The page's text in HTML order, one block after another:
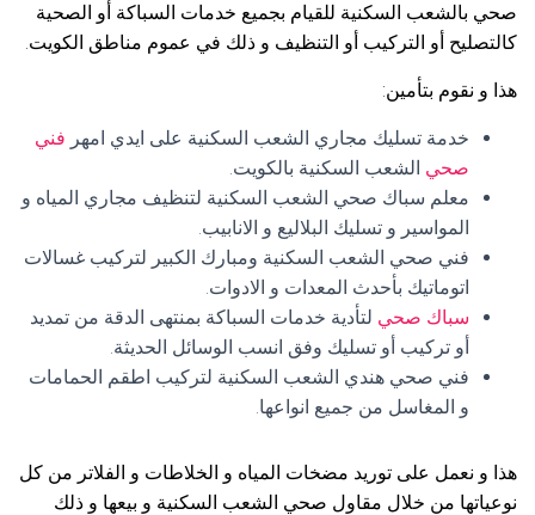
صحي بالشعب السكنية للقيام بجميع خدمات السباكة أو الصحية
كالتصليح أو التركيب أو التنظيف و ذلك في عموم مناطق الكويت.
هذا و نقوم بتأمين:
خدمة تسليك مجاري الشعب السكنية على ايدي امهر فني
صحي الشعب السكنية بالكويت.
معلم سباك صحي الشعب السكنية لتنظيف مجاري المياه و
المواسير و تسليك البلاليع و الانابيب.
فني صحي الشعب السكنية ومبارك الكبير لتركيب غسالات
اتوماتيك بأحدث المعدات و الادوات.
سباك صحي لتأدية خدمات السباكة بمنتهى الدقة من تمديد
أو تركيب أو تسليك وفق انسب الوسائل الحديثة.
فني صحي هندي الشعب السكنية لتركيب اطقم الحمامات
و المغاسل من جميع انواعها.
هذا و نعمل على توريد مضخات المياه و الخلاطات و الفلاتر من كل
نوعياتها من خلال مقاول صحي الشعب السكنية و بيعها و ذلك